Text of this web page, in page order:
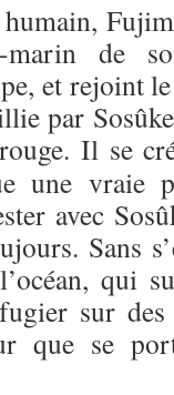
marin de
et rejoint
par
Il se
une vraie
avec
Sans
qui
sur
que se